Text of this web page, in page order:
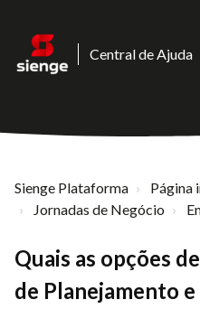
Central de Ajuda
Sienge Plataforma
Página
Jornadas de Negócio
Quais as opções
de Planejamento